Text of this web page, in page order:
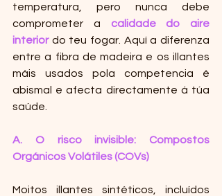
temperatura, pero nunca debe
comprometer a calidade do aire
interior do teu fogar. Aquí a diferenza
entre a fibra de madeira e os illantes
máis usados pola competencia é
abismal e afecta directamente á túa
saúde.
A. O risco invisible: Compostos
Orgánicos Volátiles (COVs)
Moitos illantes sintéticos, incluídos